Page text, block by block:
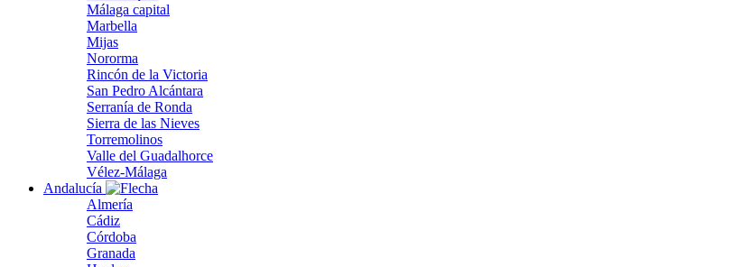
Málaga capital
Marbella
Mijas
Nororma
Rincón de la Victoria
San Pedro Alcántara
Serranía de Ronda
Sierra de las Nieves
Torremolinos
Valle del Guadalhorce
Vélez-Málaga
Andalucía
Almería
Cádiz
Córdoba
Granada